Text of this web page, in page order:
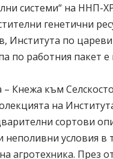
системи“ на
генетични
Института по
по работния пакет
към
на
сортови
условия в
агротехника. През